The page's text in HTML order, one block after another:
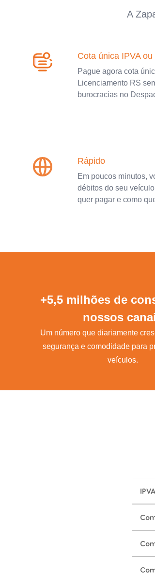
A
Cota única IPVA
Pague agora cota
Licenciamento RS
burocracias no
Rápido
Em poucos minutos,
débitos do seu
quer pagar e como
+5,5 milhões de
nossos
Um número que diariamente
segurança e comodidade para
veículos.